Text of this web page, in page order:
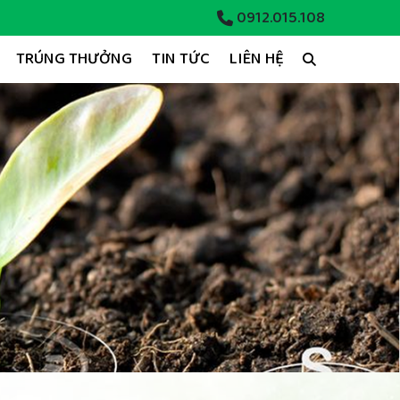
0912.015.108
TRÚNG THƯỞNG
TIN TỨC LIÊN HỆ